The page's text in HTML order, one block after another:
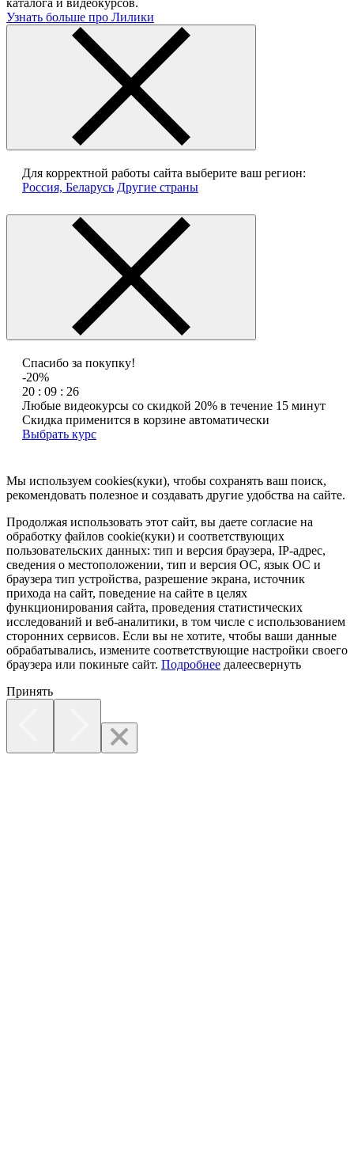
Узнать больше про Лилики
Для корректной работы сайта выберите ваш регион:
Россия, Беларусь Другие страны
Спасибо за покупку!
-20%
20 : 09 : 26
Любые видеокурсы со скидкой 20% в течение 15 минут
Скидка применится в корзине автоматически
Выбрать курс
Мы используем cookies(куки), чтобы сохранять ваш поиск,
рекомендовать полезное и создавать другие удобства на сайте.
Продолжая использовать этот сайт, вы даете согласие на
обработку файлов cookie(куки) и соответствующих
пользовательских данных: тип и версия браузера, IP-адрес,
сведения о местоположении, тип и версия ОС, язык ОС и
браузера тип устройства, разрешение экрана, источник
прихода на сайт, поведение на сайте в целях
функционирования сайта, проведения статистических
исследований и веб-аналитики, в том числе с использованием
сторонних сервисов. Если вы не хотите, чтобы ваши данные
обрабатывались, измените соответствующие настройки своего
браузера или покиньте сайт. Подробнее далеесвернуть
Принять